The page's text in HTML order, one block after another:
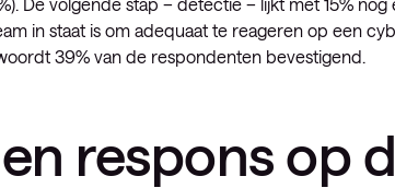
in staat is om adequaat te reageren op een
39% van de respondenten bevestigend.
respons op